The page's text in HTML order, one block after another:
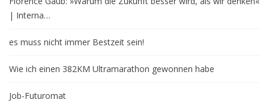
| Interna…
es muss nicht immer Bestzeit sein!
Wie ich einen 382KM Ultramarathon gewonnen habe
Job-Futuromat